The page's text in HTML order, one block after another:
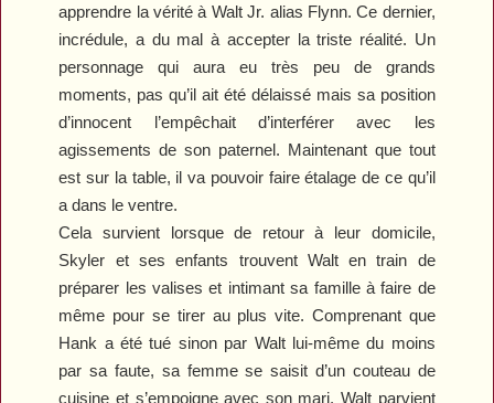
apprendre la vérité à Walt Jr. alias Flynn. Ce dernier,
incrédule, a du mal à accepter la triste réalité. Un
personnage qui
aura eu très peu de grands
moments, pas qu’il ait été délaissé mais sa position
d’innocent l’empêchait d’interférer avec les
agissements de son paternel. Maintenant que tout
est sur la table, il va pouvoir faire étalage de ce qu’il
a dans le ventre.
Cela survient lorsque de retour à leur domicile,
Skyler et ses enfants trouvent Walt en train de
préparer les valises et intimant sa famille à faire de
même pour se tirer au plus vite. Comprenant que
Hank a été tué sinon par Walt lui-même du moins
par sa faute, sa femme se saisit d’un couteau de
cuisine et s’empoigne avec son mari. Walt parvient